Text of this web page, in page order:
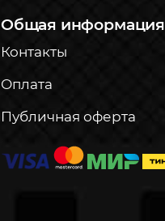
Общая информация
Контакты
Оплата
Публичная оферта